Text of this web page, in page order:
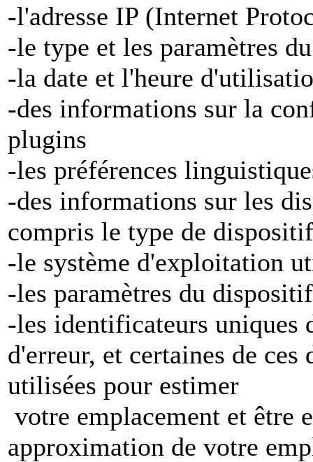
-l'adresse IP (Internet
-le type et les paramètres
-la date et l'heure
-des informations sur la
plugins
-les préférences
-des informations sur les
compris le type de dispositif
-le système d'exploitation
-les paramètres du dispositif
-les identificateurs uniques
d'erreur, et certaines de
utilisées pour estimer
votre emplacement et être
approximation de votre